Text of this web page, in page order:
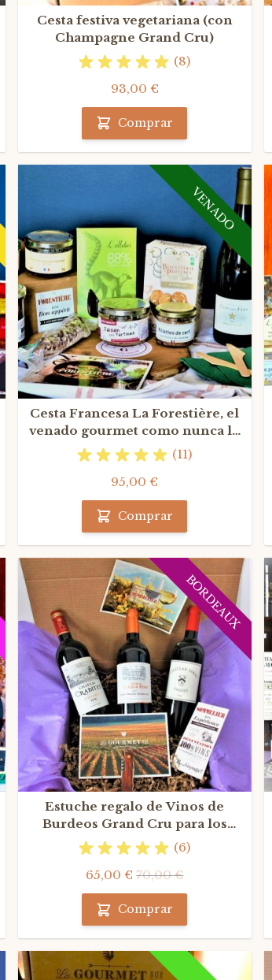
Cesta festiva vegetariana (con
Champagne Grand Cru)
(8)
93,00 €
Comprar
VENADO
Cesta Francesa La Forestière, el
venado gourmet como nunca lo
habéis probado
(11)
95,00 €
Comprar
BORDEAUX
Estuche regalo de Vinos de
Burdeos Grand Cru para los
amantes de Bordeaux
(6)
65,00 € 70,00 €
Comprar